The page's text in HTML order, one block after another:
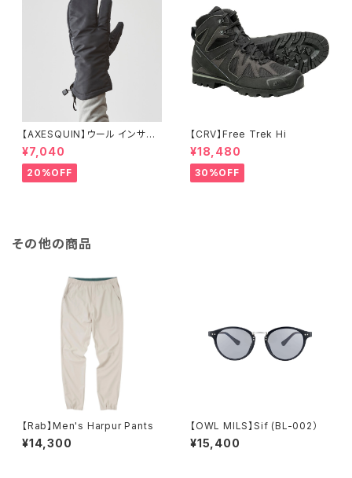
【AXESQUIN】ウール インサレ
ーション トリガー ミトン
¥7,040
20%OFF
【CRV】Free Trek Hi
¥18,480
30%OFF
その他の商品
【Rab】Men's Harpur Pants
¥14,300
【OWL MILS】Sif (BL-002）
¥15,400